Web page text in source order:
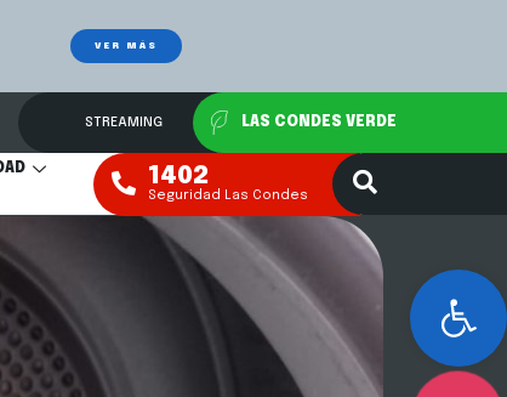
VER MÁS
STREAMING LAS CONDES VERDE
1402
Seguridad Las Condes